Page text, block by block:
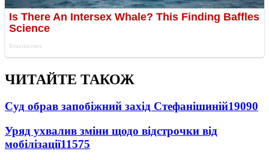
ЧИТАЙТЕ ТАКОЖ
Суд обрав запобіжний захід Стефанішиній19090
Уряд ухвалив зміни щодо відстрочки від
мобілізації11575